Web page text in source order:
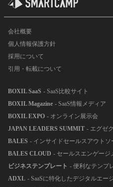
会社概要
個人情報保護方針
採用について
引用・転載について
BOXIL SaaS - SaaS比較サイト
BOXIL Magazine - SaaS情報メディア
BOXIL EXPO - オンライン展示会
JAPAN LEADERS SUMMIT - エグゼ
BALES - インサイドセールスアウトソ
BALES CLOUD - セールスエンゲージ
ビジネステンプレート - 便利なテンプ
ADXL - SaaSに特化したデジタルエー